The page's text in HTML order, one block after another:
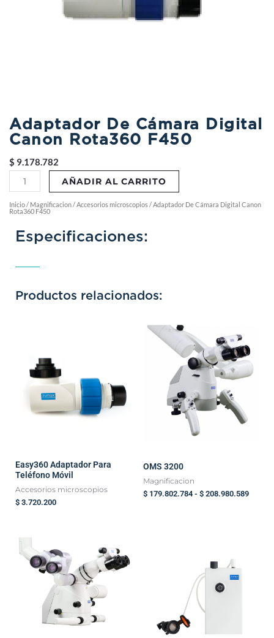
Adaptador De Cámara Digital
Canon Rota360 F450
$ 9.178.782
Adaptador
De
Cámara
Digital
Canon
Rota360
cantidad
AÑADIR AL CARRITO
Inicio/ Magnificacion/Accesorios microscopios/ Adaptador De Cámara Digital Canon
Rota360 F450
Especificaciones:
Productos relacionados:
Easy360 Adaptador Para
Teléfono Móvil
Accesorios microscopios
$ 3.720.200
OMS 3200
Magnificacion
$ 179.802.784 - $ 208.980.589
desde
$
hasta